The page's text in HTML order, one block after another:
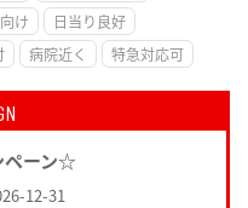
け
日当り良好
病院近く 特急対応可
ペーン☆
12-31